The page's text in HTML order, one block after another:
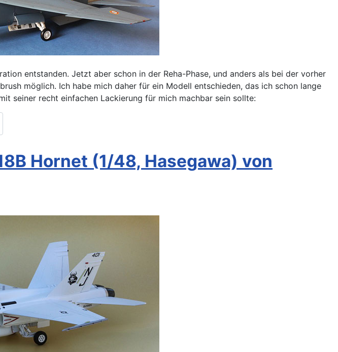
entstanden. Jetzt aber schon in der Reha-Phase, und anders als bei der vorher
möglich. Ich habe mich daher für ein Modell entschieden, das ich schon lange
seiner recht einfachen Lackierung für mich machbar sein sollte:
Hornet (1/48, Hasegawa) von